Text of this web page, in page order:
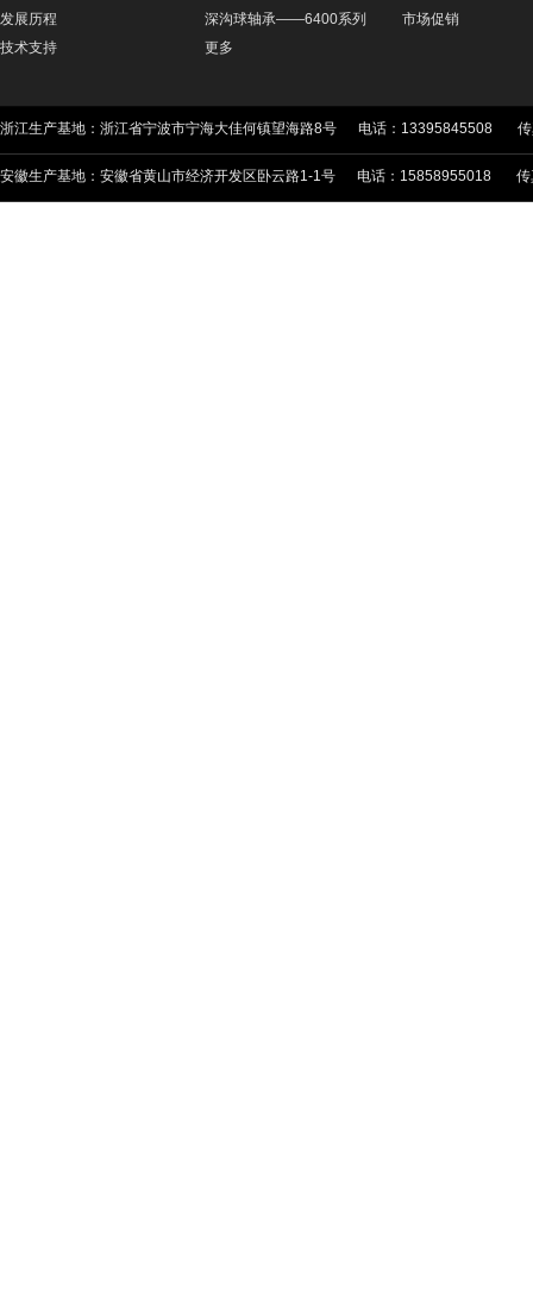
发展历程
技术支持
深沟球轴承——6400系列
更多
市场促销
浙江生产基地：浙江省宁波市宁海大佳何镇望海路8号 电话：13395845508
安徽生产基地：安徽省黄山市经济开发区卧云路1-1号 电话：15858955018